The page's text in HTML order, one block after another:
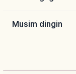
Musim dingin